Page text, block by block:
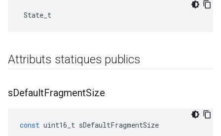
State_t
Attributs statiques publics
sDefaultFragmentSize
const uint16_t sDefaultFragmentSize